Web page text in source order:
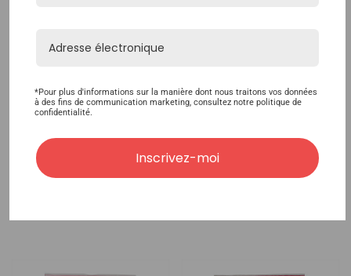
< >
*Pour plus d'informations sur la manière dont nous traitons vos données
à des fins de communication marketing, consultez notre politique de
confidentialité.
Inscrivez-moi